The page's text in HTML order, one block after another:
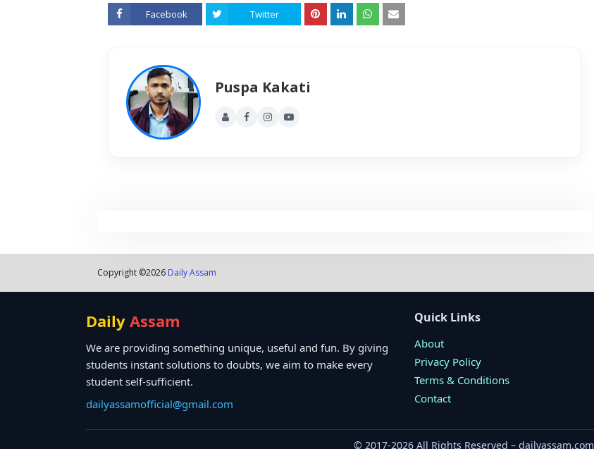
Facebook Twitter
Puspa Kakati
Copyright ©2026 Daily Assam
Daily Assam
We are providing something unique, useful and fun. By giving
students instant solutions to doubts, we aim to make every
student self-sufficient.
dailyassamofficial@gmail.com
Quick Links
About
Privacy Policy
Terms & Conditions
Contact
© 2017-2026 All Rights Reserved – dailyassam.com